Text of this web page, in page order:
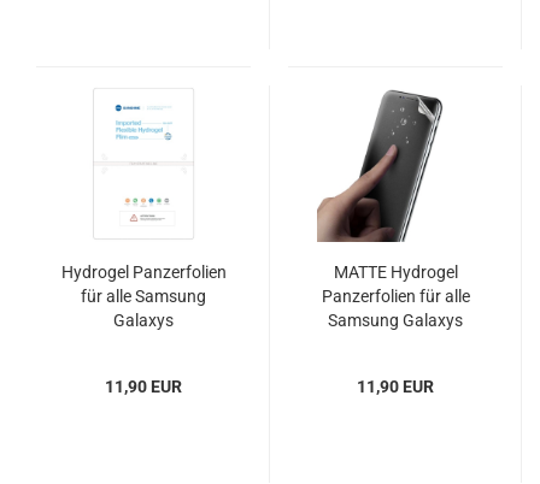
Hydrogel Panzerfolien
für alle Samsung
Galaxys
11,90 EUR
MATTE Hydrogel
Panzerfolien für alle
Samsung Galaxys
11,90 EUR